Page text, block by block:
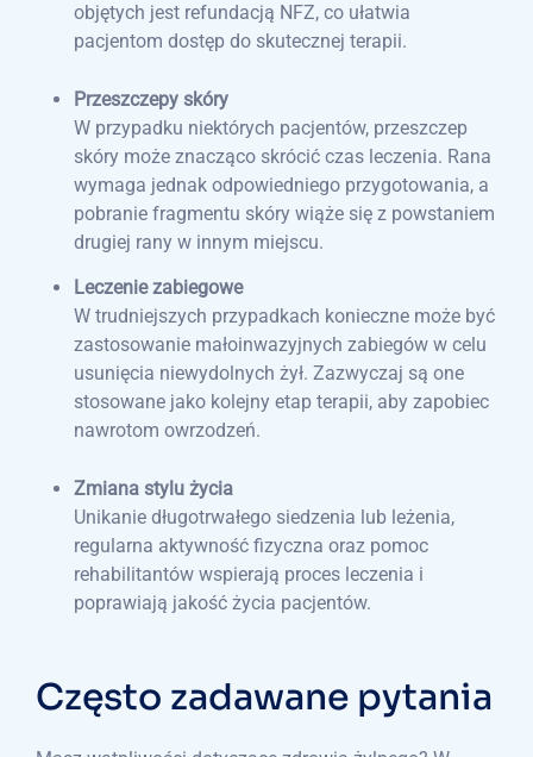
objętych jest refundacją NFZ, co ułatwia
pacjentom dostęp do skutecznej terapii.
Przeszczepy skóry
W przypadku niektórych pacjentów, przeszczep
skóry może znacząco skrócić czas leczenia. Rana
wymaga jednak odpowiedniego przygotowania, a
pobranie fragmentu skóry wiąże się z powstaniem
drugiej rany w innym miejscu.
Leczenie zabiegowe
W trudniejszych przypadkach konieczne może być
zastosowanie małoinwazyjnych zabiegów w celu
usunięcia niewydolnych żył. Zazwyczaj są one
stosowane jako kolejny etap terapii, aby zapobiec
nawrotom owrzodzeń.
Zmiana stylu życia
Unikanie długotrwałego siedzenia lub leżenia,
regularna aktywność fizyczna oraz pomoc
rehabilitantów wspierają proces leczenia i
poprawiają jakość życia pacjentów.
Często zadawane pytania